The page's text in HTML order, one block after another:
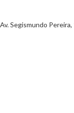
Av. Segismundo